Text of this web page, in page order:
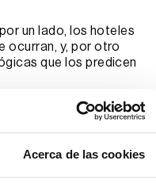
Acerca de las cookies
un lado, los hoteles
ocurran, y, por otro
que los predicen
ir a
el